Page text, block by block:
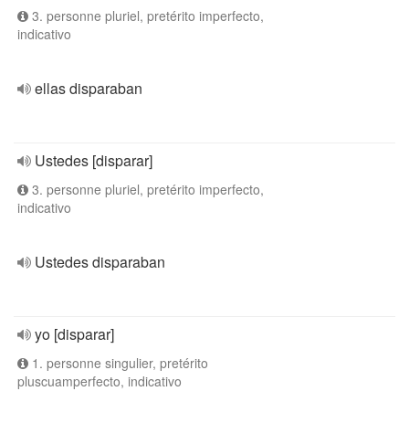
3. personne pluriel, pretérito imperfecto,
indicativo
ellas disparaban
Ustedes [disparar]
3. personne pluriel, pretérito imperfecto,
indicativo
Ustedes disparaban
yo [disparar]
1. personne singulier, pretérito
pluscuamperfecto, indicativo